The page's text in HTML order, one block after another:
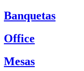
Banquetas
Office
Mesas